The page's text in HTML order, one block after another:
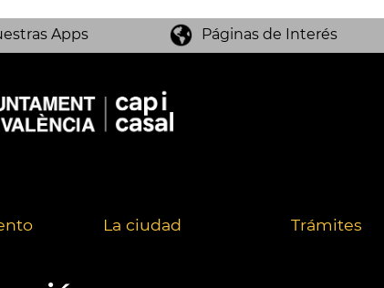
Apps Páginas de Interés
La ciudad Trámites